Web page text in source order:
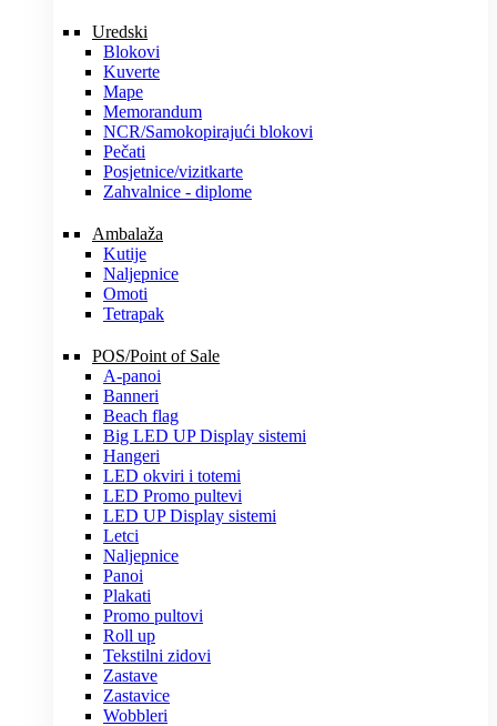
Uredski
Blokovi
Kuverte
Mape
Memorandum
NCR/Samokopirajući blokovi
Pečati
Posjetnice/vizitkarte
Zahvalnice - diplome
Ambalaža
Kutije
Naljepnice
Omoti
Tetrapak
POS/Point of Sale
A-panoi
Banneri
Beach flag
Big LED UP Display sistemi
Hangeri
LED okviri i totemi
LED Promo pultevi
LED UP Display sistemi
Letci
Naljepnice
Panoi
Plakati
Promo pultovi
Roll up
Tekstilni zidovi
Zastave
Zastavice
Wobbleri